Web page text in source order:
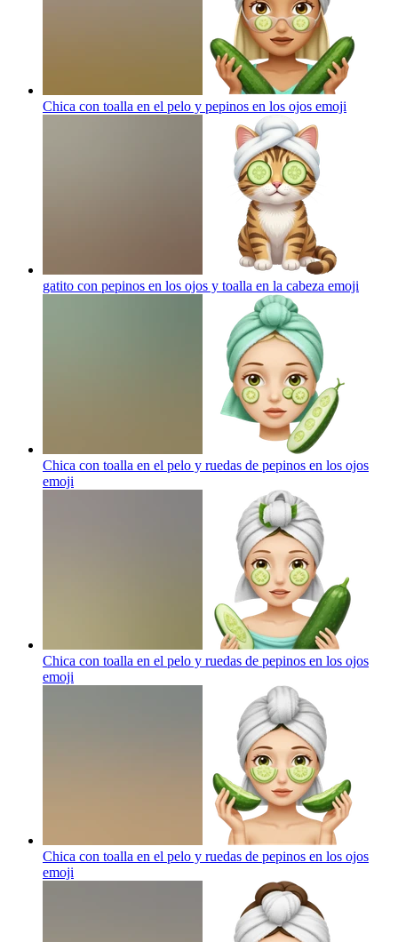
Chica con toalla en el pelo y pepinos en los ojos emoji
gatito con pepinos en los ojos y toalla en la cabeza emoji
Chica con toalla en el pelo y ruedas de pepinos en los ojos
emoji
Chica con toalla en el pelo y ruedas de pepinos en los ojos
emoji
Chica con toalla en el pelo y ruedas de pepinos en los ojos
emoji